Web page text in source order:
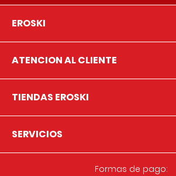
EROSKI
ATENCION AL CLIENTE
TIENDAS EROSKI
SERVICIOS
Formas de pago: